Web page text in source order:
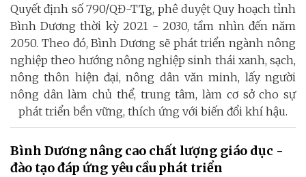
Quyết định số 790/QĐ-TTg, phê duyệt Quy hoạch tỉnh
Bình Dương thời kỳ 2021 - 2030, tầm nhìn đến năm
2050. Theo đó, Bình Dương sẽ phát triển ngành nông
nghiệp theo hướng nông nghiệp sinh thái xanh, sạch,
nông thôn hiện đại, nông dân văn minh, lấy người
nông dân làm chủ thể, trung tâm, làm cơ sở cho sự
phát triển bền vững, thích ứng với biến đổi khí hậu.
Bình Dương nâng cao chất lượng giáo dục -
đào tạo đáp ứng yêu cầu phát triển